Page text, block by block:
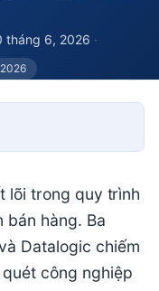
tháng 6, 2026 ·
lõi trong quy trình
bán hàng. Ba
Datalogic chiếm
công nghiệp